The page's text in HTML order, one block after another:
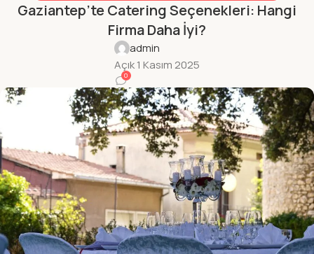
Gaziantep’te Catering Seçenekleri: Hangi
Firma Daha İyi?
admin
Açık 1 Kasım 2025
0